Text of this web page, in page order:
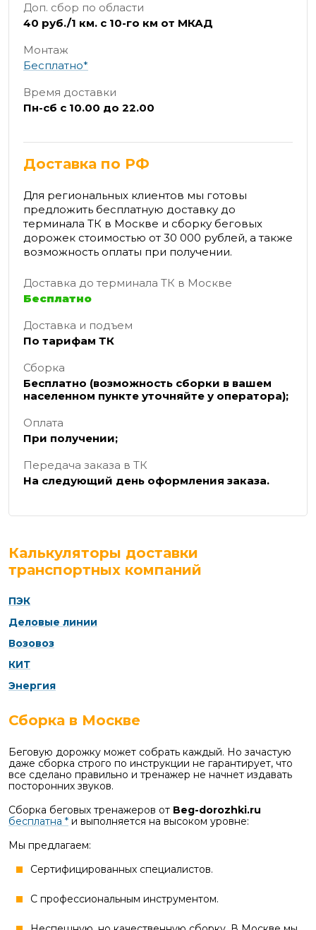
Доп. сбор по области
40 руб./1 км. с 10-го км от МКАД
Монтаж
Бесплатно*
Время доставки
Пн-сб с 10.00 до 22.00
Доставка по РФ
Для региональных клиентов мы готовы
предложить бесплатную доставку до
терминала ТК в Москве и сборку беговых
дорожек стоимостью от 30 000 рублей, а также
возможность оплаты при получении.
Доставка до терминала ТК в Москве
Бесплатно
Доставка и подъем
По тарифам ТК
Сборка
Бесплатно (возможность сборки в вашем
населенном пункте уточняйте у оператора);
Оплата
При получении;
Передача заказа в ТК
На следующий день оформления заказа.
Калькуляторы доставки
транспортных компаний
ПЭК
Деловые линии
Возовоз
КИТ
Энергия
Сборка в Москве
Беговую дорожку может собрать каждый. Но зачастую
даже сборка строго по инструкции не гарантирует, что
все сделано правильно и тренажер не начнет издавать
посторонних звуков.
Сборка беговых тренажеров от Beg-dorozhki.ru
бесплатна * и выполняется на высоком уровне:
Мы предлагаем:
Сертифицированных специалистов.
С профессиональным инструментом.